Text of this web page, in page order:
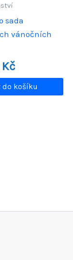
sada
vánočních
Kč
do košíku